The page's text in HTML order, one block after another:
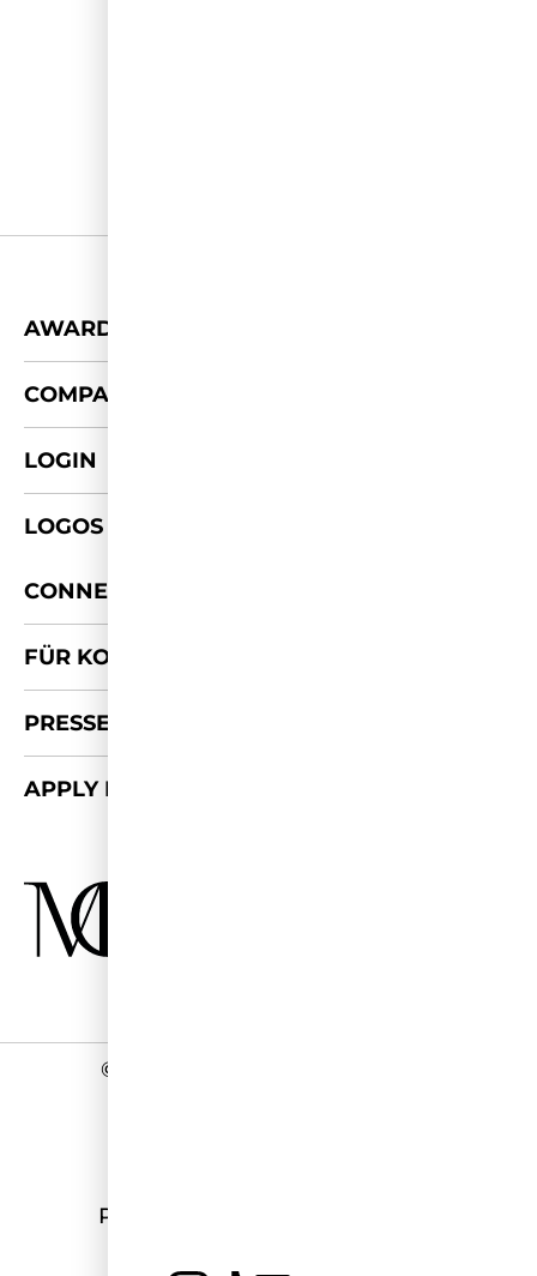
AWARDS
COMPANY
LOGIN
LOGOS & FOTOS
CONNECT
FÜR KOOPERATIONEN
PRESSE-KIT
APPLY FOR 2026/27
©
Programmierung: